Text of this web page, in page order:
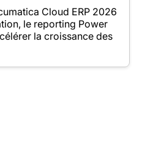
Cloud ERP 2026
le reporting Power
la croissance des